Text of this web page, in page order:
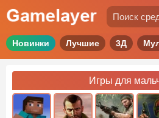
Новинки Лучшие 3Д
Игры для